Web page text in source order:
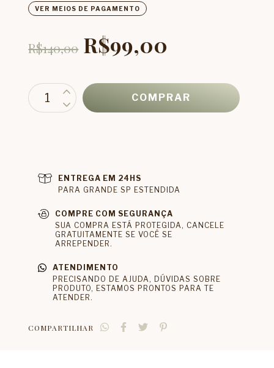
VER MEIOS DE PAGAMENTO
R$140,00 R$99,00
ENTREGA EM 24HS
PARA GRANDE SP ESTENDIDA
COMPRE COM SEGURANÇA
SUA COMPRA ESTÁ PROTEGIDA, CANCELE
GRATUITAMENTE SE VOCÊ SE
ARREPENDER.
ATENDIMENTO
PRECISANDO DE AJUDA, DÚVIDAS SOBRE
PRODUTO, ESTAMOS PRONTOS PARA TE
ATENDER.
COMPARTILHAR